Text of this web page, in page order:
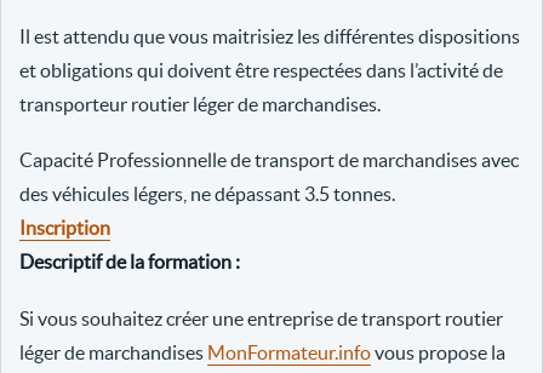
Il est attendu que vous maitrisiez les différentes dispositions
et obligations qui doivent être respectées dans l’activité de
transporteur routier léger de marchandises.
Capacité Professionnelle de transport de marchandises avec
des véhicules légers, ne dépassant 3.5 tonnes.
Inscription
Descriptif de la formation :
Si vous souhaitez créer une entreprise de transport routier
léger de marchandises MonFormateur.infovous propose la